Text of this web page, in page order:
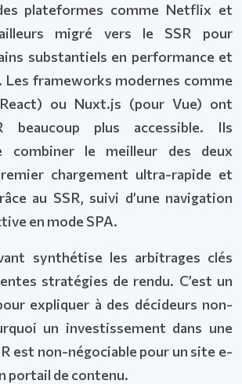
plateformes comme Netflix et
migré vers le SSR pour
substantiels en performance et
Les frameworks modernes comme
ou Nuxt.js (pour Vue) ont
beaucoup plus accessible. Ils
combiner le meilleur des deux
chargement ultra-rapide et
au SSR, suivi d’une navigation
en mode SPA.
synthétise les arbitrages clés
stratégies de rendu. C’est un
expliquer à des décideurs non-
un investissement dans une
est non-négociable pour un site e-
portail de contenu.